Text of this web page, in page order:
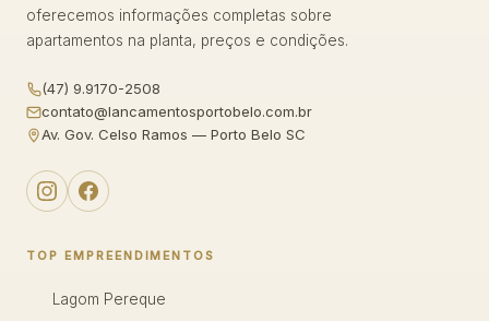
oferecemos informações completas sobre
apartamentos na planta, preços e condições.
(47) 9.9170-2508
contato@lancamentosportobelo.com.br
Av. Gov. Celso Ramos — Porto Belo SC
TOP EMPREENDIMENTOS
Lagom Pereque